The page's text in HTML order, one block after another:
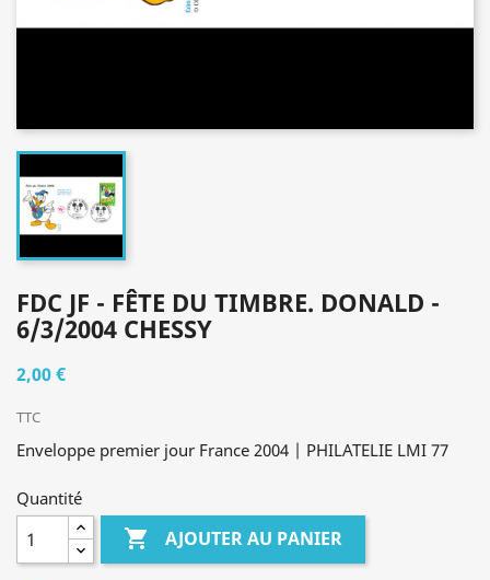
FDC JF - FÊTE DU TIMBRE. DONALD -
6/3/2004 CHESSY
2,00 €
TTC
Enveloppe premier jour France 2004 | PHILATELIE LMI 77
Quantité
 AJOUTER AU PANIER